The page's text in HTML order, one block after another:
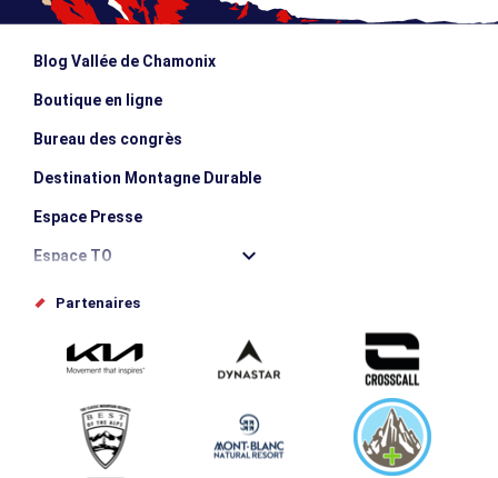
Blog Vallée de Chamonix
Boutique en ligne
Bureau des congrès
Destination Montagne Durable
Espace Presse
Espace TO
Offices de tourisme
Proposez votre évènement
Service groupes et séminaires
Téléchargements
Partenaires